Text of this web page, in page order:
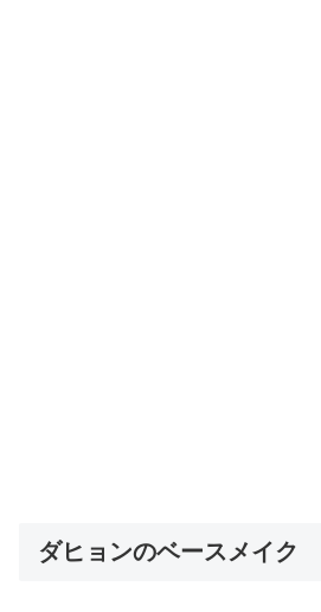
ダヒョンのベースメイク